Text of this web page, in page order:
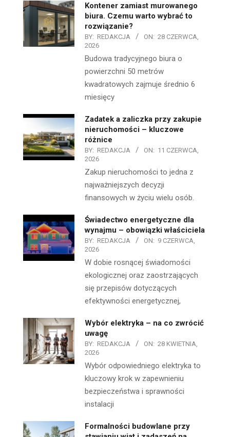
Kontener zamiast murowanego
biura. Czemu warto wybrać to
rozwiązanie?
BY: REDAKCJA ON: 28 CZERWCA,
2026
Budowa tradycyjnego biura o
powierzchni 50 metrów
kwadratowych zajmuje średnio 6
miesięcy
Zadatek a zaliczka przy zakupie
nieruchomości – kluczowe
różnice
BY: REDAKCJA ON: 11 CZERWCA,
2026
Zakup nieruchomości to jedna z
najważniejszych decyzji
finansowych w życiu wielu osób.
Świadectwo energetyczne dla
wynajmu – obowiązki właściciela
BY: REDAKCJA ON: 9 CZERWCA,
2026
W dobie rosnącej świadomości
ekologicznej oraz zaostrzających
się przepisów dotyczących
efektywności energetycznej,
Wybór elektryka – na co zwrócić
uwagę
BY: REDAKCJA ON: 28 KWIETNIA,
2026
Wybór odpowiedniego elektryka to
kluczowy krok w zapewnieniu
bezpieczeństwa i sprawności
instalacji
Formalności budowlane przy